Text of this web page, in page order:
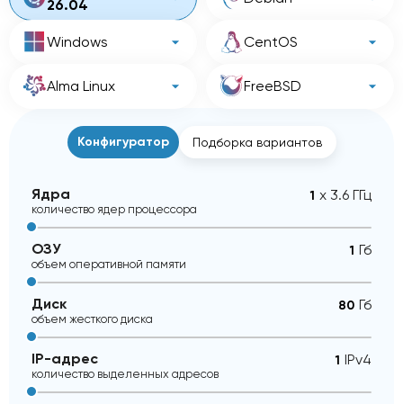
26.04
Windows CentOS
Alma Linux FreeBSD
Конфигуратор Подборка вариантов
Ядра
количество ядер процессора
x 3.6 ГГц
ОЗУ
объем оперативной памяти
Гб
Диск
объем жесткого диска
Гб
IP-адрес
количество выделенных адресов
IPv4